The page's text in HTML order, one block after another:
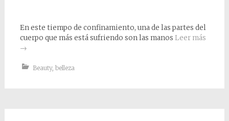
En este tiempo de confinamiento, una de las partes del
cuerpo que más está sufriendo son las manos Leer más
→
Beauty, belleza